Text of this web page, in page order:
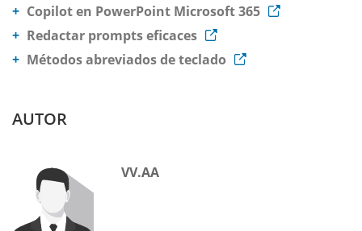
Copilot en PowerPoint Microsoft 365
Redactar prompts eficaces
Métodos abreviados de teclado
AUTOR
VV.AA